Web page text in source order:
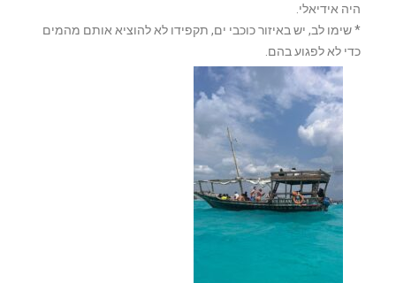
היה אידיאלי.
* שימו לב, יש באיזור כוכבי ים, תקפידו לא להוציא אותם מהמים
כדי לא לפגוע בהם.